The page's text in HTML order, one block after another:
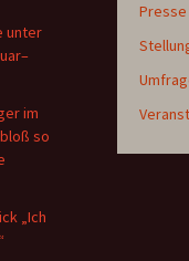
Presse
unter
im
so
„Ich